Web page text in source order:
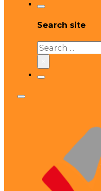
Search site
Search